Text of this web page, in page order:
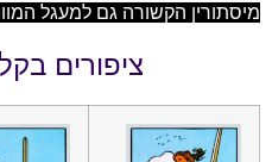
מיסתורין הקשורה גם למעגל
ציפורים